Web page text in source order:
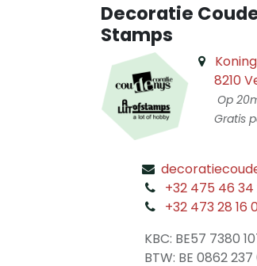
Decoratie
Stamps
8210
Op
Gratis
+32 475 46
+32 473 28 16
KBC: BE57 7380
BTW: BE 0862 237